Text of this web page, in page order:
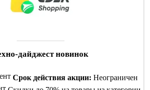
дайджест новинок
Срок действия акции: Неограничен